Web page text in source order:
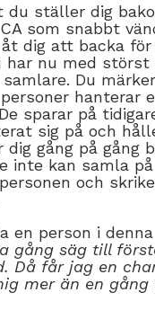
du ställer dig
som snabbt
dig att backa
har nu med
Du
hanterar
sparar på
sig på och
dig gång på gång
inte kan samla på
och
en person i
gång säg till
Då får jag en
mer än en gång